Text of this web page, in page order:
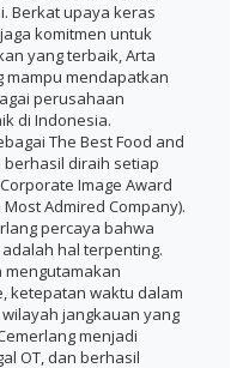
Berkat upaya keras
komitmen untuk
yang terbaik, Arta
mampu mendapatkan
perusahaan
di Indonesia.
The Best Food and
diraih setiap
Image Award
Admired Company).
percaya bahwa
hal terpenting.
ketepatan waktu dalam
jangkauan yang
menjadi
OT, dan berhasil